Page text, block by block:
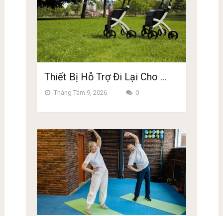
Thiết Bị Hỗ Trợ Đi Lại Cho …
Tháng Tám 9, 2026 0